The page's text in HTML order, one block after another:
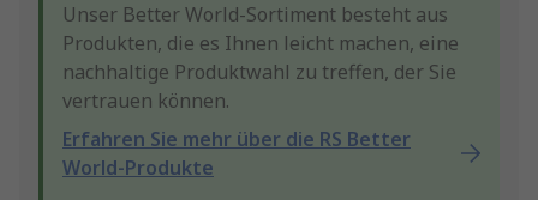
Unser Better World-Sortiment besteht aus
Produkten, die es Ihnen leicht machen, eine
nachhaltige Produktwahl zu treffen, der Sie
vertrauen können.
Erfahren Sie mehr über die RS Better
World-Produkte